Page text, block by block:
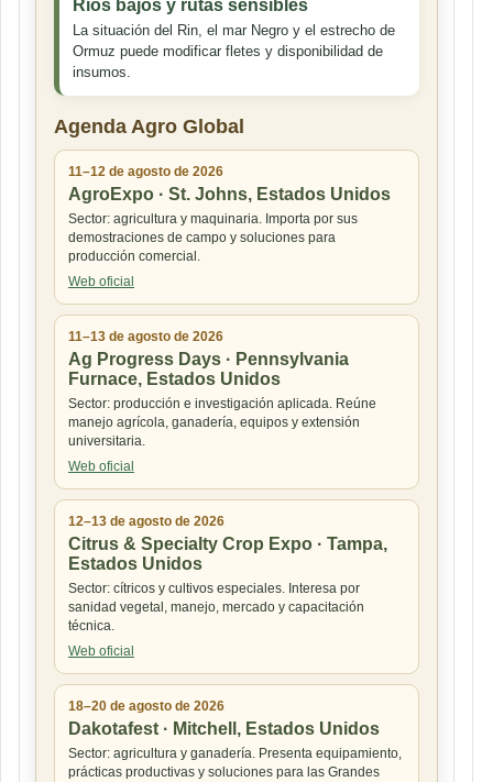
Ríos bajos y rutas sensibles
La situación del Rin, el mar Negro y el estrecho de
Ormuz puede modificar fletes y disponibilidad de
insumos.
Agenda Agro Global
11–12 de agosto de 2026
AgroExpo · St. Johns, Estados Unidos
Sector: agricultura y maquinaria. Importa por sus
demostraciones de campo y soluciones para
producción comercial.
Web oficial
11–13 de agosto de 2026
Ag Progress Days · Pennsylvania
Furnace, Estados Unidos
Sector: producción e investigación aplicada. Reúne
manejo agrícola, ganadería, equipos y extensión
universitaria.
Web oficial
12–13 de agosto de 2026
Citrus & Specialty Crop Expo · Tampa,
Estados Unidos
Sector: cítricos y cultivos especiales. Interesa por
sanidad vegetal, manejo, mercado y capacitación
técnica.
Web oficial
18–20 de agosto de 2026
Dakotafest · Mitchell, Estados Unidos
Sector: agricultura y ganadería. Presenta equipamiento,
prácticas productivas y soluciones para las Grandes